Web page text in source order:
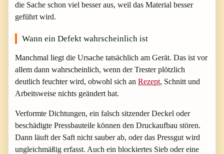
die Sache schon viel besser aus, weil das Material besser
geführt wird.
Wann ein Defekt wahrscheinlich ist
Manchmal liegt die Ursache tatsächlich am Gerät. Das ist vor
allem dann wahrscheinlich, wenn der Trester plötzlich
deutlich feuchter wird, obwohl sich an Rezept, Schnitt und
Arbeitsweise nichts geändert hat.
Verformte Dichtungen, ein falsch sitzender Deckel oder
beschädigte Pressbauteile können den Druckaufbau stören.
Dann läuft der Saft nicht sauber ab, oder das Pressgut wird
ungleichmäßig erfasst. Auch ein blockiertes Sieb oder eine